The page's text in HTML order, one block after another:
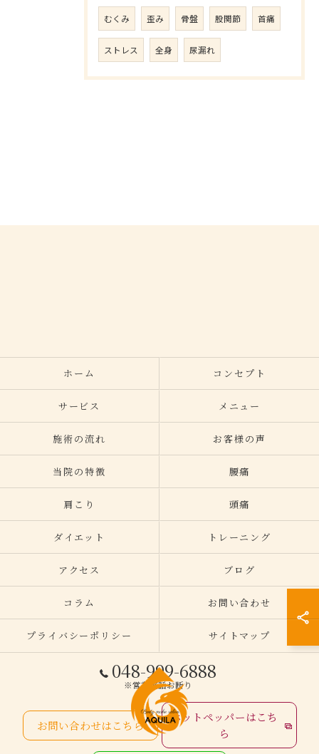
むくみ 歪み 骨盤 股関節 首痛
ストレス 全身 尿漏れ
048-999-6888
※営業電話お断り
お問い合わせはこちら
ホットペッパーはこち
ら
ホーム コンセプト
サービス メニュー
施術の流れ お客様の声
当院の特徴 腰痛
肩こり 頭痛
ダイエット トレーニング
アクセス ブログ
コラム お問い合わせ
プライバシーポリシー サイトマップ